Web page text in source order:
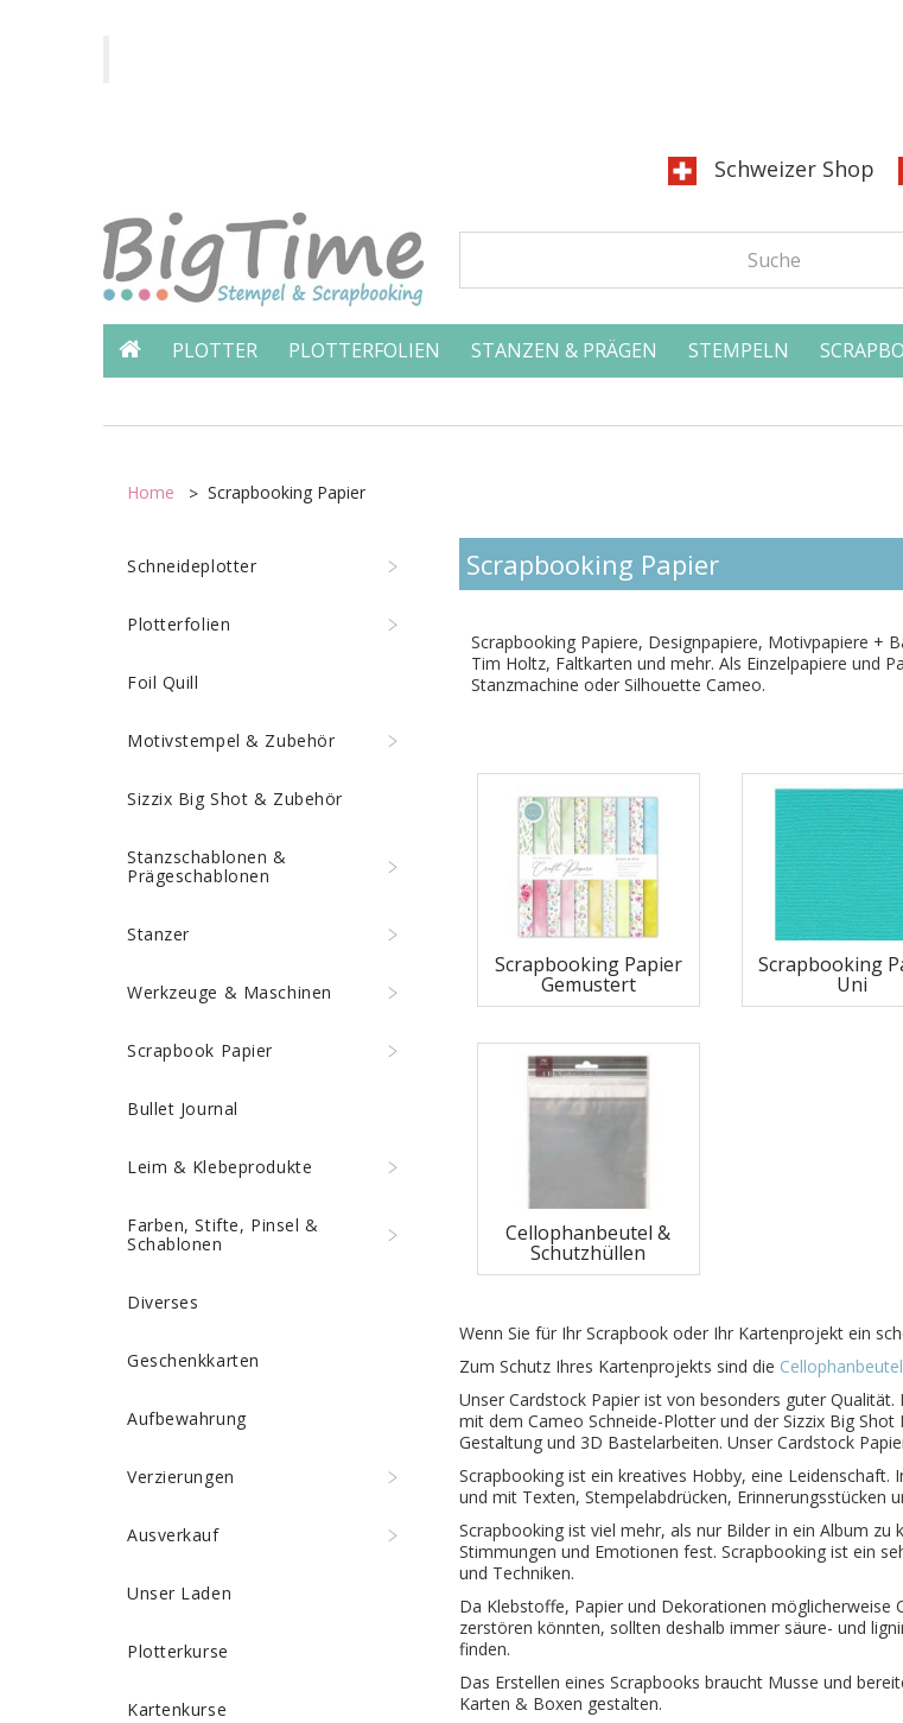
Schweizer Shop
PLOTTER PLOTTERFOLIEN STANZEN & PRÄGEN STEMPELN
Home Scrapbooking Papier
Scrapbooking Papier
Scrapbooking Papiere, Designpapiere, Motivpapiere +
Tim Holtz, Faltkarten und mehr. Als Einzelpapiere und
Stanzmachine oder Silhouette Cameo.
Scrapbooking Papier
Gemustert
Scrapbooking
Uni
Cellophanbeutel &
Schutzhüllen
Wenn Sie für Ihr Scrapbook oder Ihr Kartenprojekt ein
Zum Schutz Ihres Kartenprojekts sind die Cellophanbeutel
Unser Cardstock Papier ist von besonders guter
mit dem Cameo Schneide-Plotter und der Sizzix Big
Gestaltung und 3D Bastelarbeiten. Unser Cardstock
Scrapbooking ist ein kreatives Hobby, eine
und mit Texten, Stempelabdrücken, Erinnerungsstücken
Scrapbooking ist viel mehr, als nur Bilder in ein Album zu
Stimmungen und Emotionen fest. Scrapbooking ist ein
und Techniken.
Da Klebstoffe, Papier und Dekorationen möglicherweise
zerstören könnten, sollten deshalb immer säure- und
finden.
Das Erstellen eines Scrapbooks braucht Musse und
Karten & Boxen gestalten.
Schneideplotter
Plotterfolien
Foil Quill
Motivstempel & Zubehör
Sizzix Big Shot & Zubehör
Stanzschablonen &
Prägeschablonen
Stanzer
Werkzeuge & Maschinen
Scrapbook Papier
Bullet Journal
Leim & Klebeprodukte
Farben, Stifte, Pinsel &
Schablonen
Diverses
Geschenkkarten
Aufbewahrung
Verzierungen
Ausverkauf
Unser Laden
Plotterkurse
Kartenkurse